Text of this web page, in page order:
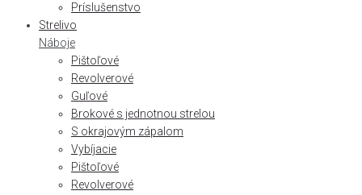
Príslušenstvo
Strelivo
Náboje
Pištoľové
Revolverové
Guľové
Brokové s jednotnou strelou
S okrajovým zápalom
Vybíjacie
Pištoľové
Revolverové